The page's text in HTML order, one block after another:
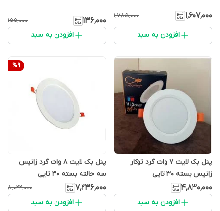
۱٬۶۰۷٬۰۰۰ ۱٬۷۸۵٬۰۰۰
افزودن به سبد
۱۳۶٬۰۰۰ ۱۵۵٬۰۰۰
افزودن به سبد
پنل بک لایت 7 وات گرد توکار
زانیس بسته 30 تایی
۴٬۸۳۰٬۰۰۰
افزودن به سبد
%9
پنل بک لایت 8 وات گرد زانیس
سه حالته بسته 30 تایی
۷٬۲۳۶٬۰۰۰ ۸٬۰۲۲٬۰۰۰
افزودن به سبد